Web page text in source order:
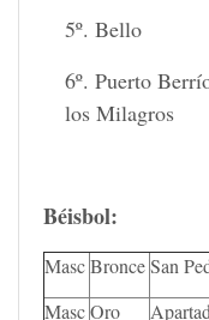
5º. Bello
6º. Puerto
los Milagros
Béisbol:
Masc Bronce San
Masc Oro